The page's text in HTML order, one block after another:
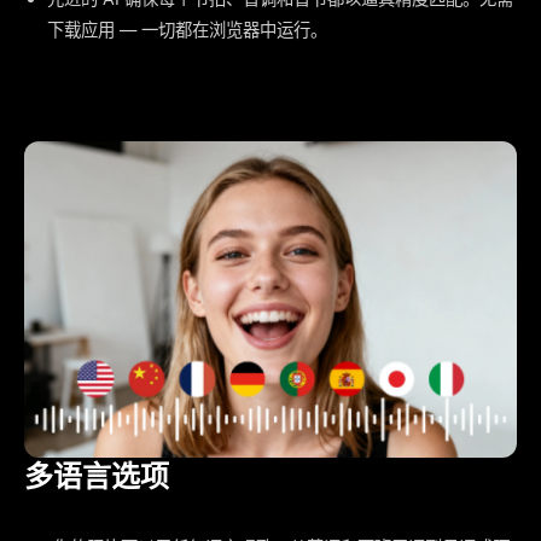
下载应用 — 一切都在浏览器中运行。
多语言选项